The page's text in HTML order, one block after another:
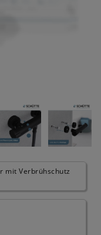
mit Verbrühschutz